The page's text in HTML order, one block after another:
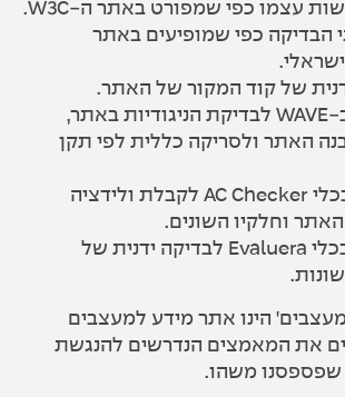
הבדיקה כפי שמופיעים באתר
4. שימוש ב-WAVE לבדיקת הניגודיות באתר,
האתר ולסריקה כללית לפי תקן
5. שימוש בכלי AC Checker לקבלת ולידציה
וחלקיו השונים.
6. שימוש בכלי Evaluera לבדיקה ידנית של
הינו אתר מידע למעצבים
את המאמצים הנדרשים להנגשת
שפספסנו משהו.